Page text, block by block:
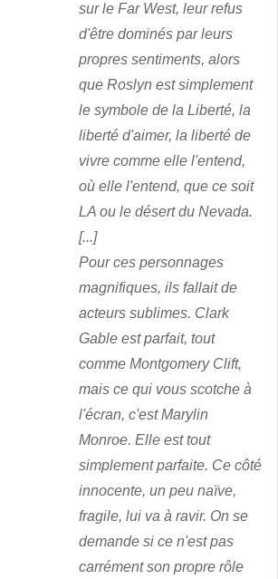
sur le Far West, leur refus
d'être dominés par leurs
propres sentiments, alors
que Roslyn est simplement
le symbole de la Liberté, la
liberté d'aimer, la liberté de
vivre comme elle l'entend,
où elle l'entend, que ce soit
LA ou le désert du Nevada.
[...]
Pour ces personnages
magnifiques, ils fallait de
acteurs sublimes. Clark
Gable est parfait, tout
comme Montgomery Clift,
mais ce qui vous scotche à
l'écran, c'est Marylin
Monroe. Elle est tout
simplement parfaite. Ce côté
innocente, un peu naïve,
fragile, lui va à ravir. On se
demande si ce n'est pas
carrément son propre rôle